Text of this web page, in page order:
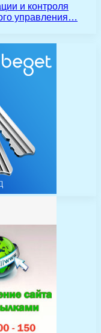
и контроля
управления…